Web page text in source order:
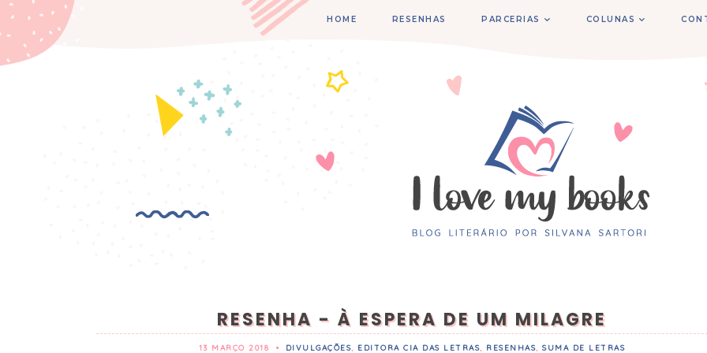
HOME RESENHAS PARCERIAS COLUNAS
RESENHA - À ESPERA DE UM MILAGRE
13 MARÇO 2018 • DIVULGAÇÕES EDITORA CIA DAS LETRAS RESENHAS SUMA DE LETRAS